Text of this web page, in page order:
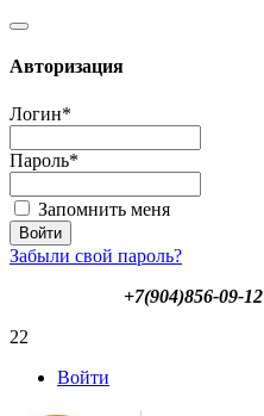
Авторизация
Логин*
Пароль*
Запомнить меня
Забыли свой пароль?
+7(904)856-09-12
22
Войти